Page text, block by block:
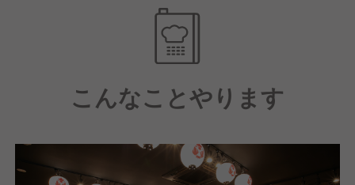
■ワタミで働く従業員は「人が良い」。仕事だけでは
ない一生ものの仲間が見つかる。■ワタミチャレンジ
アワード/仲間と夢を語る会等従業員のキャリア実現
に力を入れた制度もあり、この会社にいれば成長でき
そうと思える環境づくりに力を入れています。
こんなことやります